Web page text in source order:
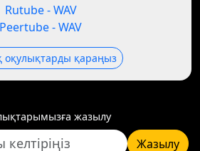
Rutube - WAV
Peertube - WAV
оқулықтарды қараңыз
жазылу
Жазылу